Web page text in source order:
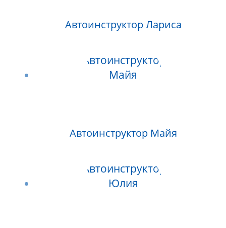
Автоинструктор Лариса
Автоинструктор Майя